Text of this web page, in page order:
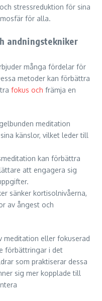
stressreduktion för sina
för alla.
andningstekniker
många fördelar för
metoder kan förbättra
fokus och främja en
meditation
känslor, vilket leder till
kan förbättra
att engagera sig
sänker kortisolnivåerna,
av ångest och
meditation eller fokuserad
förbättringar i det
som praktiserar dessa
sig mer kopplade till